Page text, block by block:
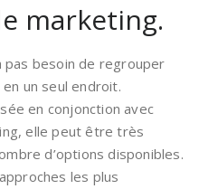
marketing.
pas besoin de regrouper
un seul endroit.
en conjonction avec
elle peut être très
d’options disponibles.
les plus